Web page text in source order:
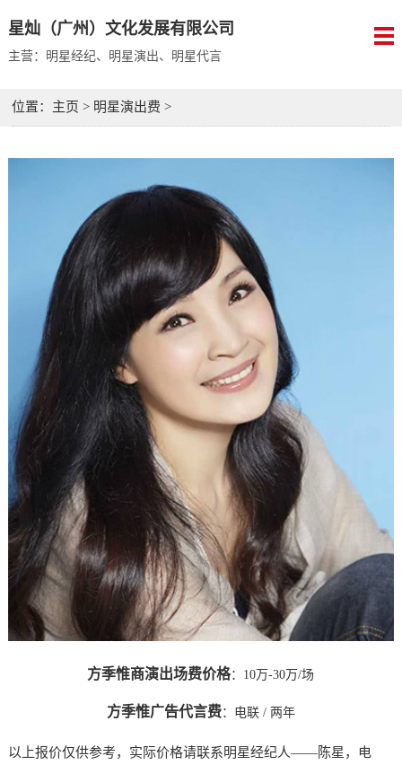
星灿（广州）文化发展有限公司
主营：明星经纪、明星演出、明星代言
位置： 主页 > 明星演出费 >
方季惟商演出场费价格：10万-30万/场
方季惟广告代言费： 电联/ 两年
以上报价仅供参考，实际价格请联系明星经纪人——陈星，电